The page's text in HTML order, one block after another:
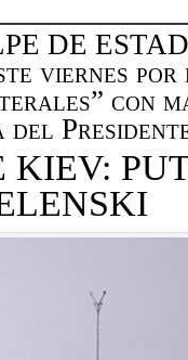
DE
viernes
con
del